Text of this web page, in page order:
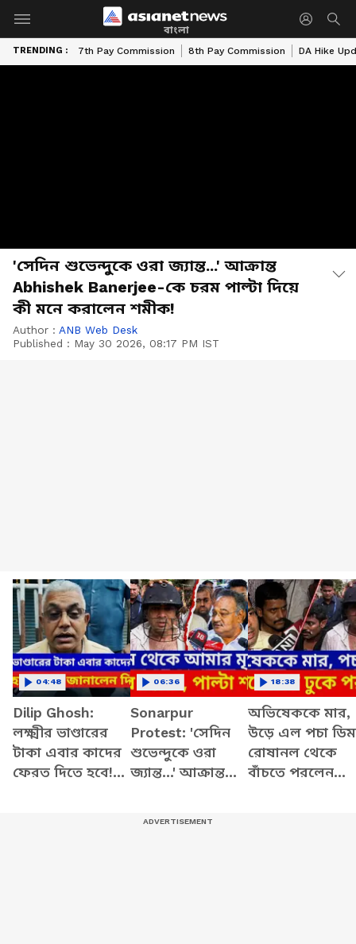
বাংলা
TRENDING : 7th Pay Commission 8th Pay Commission DA Hike
'সেদিন শুভেন্দুকে ওরা জ্যান্ত...' আক্রান্ত
Abhishek Banerjee-কে চরম পাল্টা দিয়ে
কী মনে করালেন শমীক!
Author : ANB Web Desk
Published : May 30 2026, 08:17 PM IST
Dilip Ghosh:
লক্ষ্মীর ভাণ্ডারের
টাকা এবার কাদের
ফেরত দিতে হবে!
04:48
Sonarpur
Protest: 'সেদিন
শুভেন্দুকে ওরা
জ্যান্ত...' আক্রান্ত
06:36
অভিষেককে মার,
উড়ে এল পচা
রোষানল থেকে
বাঁচতে পরলেন
18:38